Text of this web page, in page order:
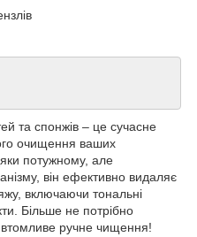
та спонжів – це сучасне
очищення ваших
потужному, але
він ефективно видаляє
включаючи тональні
Більше не потрібно
втомливе ручне чищення!